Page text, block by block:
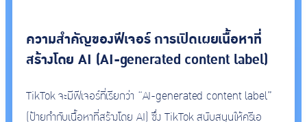
ความสำคัญของฟีเจอร์ การเปิดเผยเนื้อหาที่
สร้างโดย AI (AI-generated content label)
TikTok จะมีฟีเจอร์ที่เรียกว่า “AI-generated content label”
(ป้ายกำกับเนื้อหาที่สร้างโดย AI) ซึ่ง TikTok สนับสนุนให้ครีเอ